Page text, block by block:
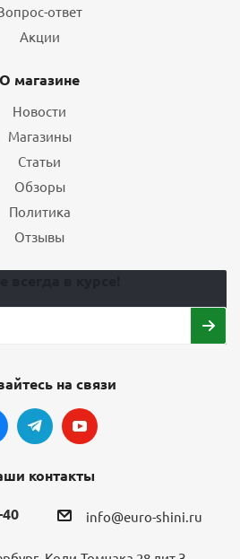
ответ
Акции
О магазине
Новости
Магазины
Статьи
Обзоры
Политика
Отзывы
на связи
контакты
info@euro-shini.ru